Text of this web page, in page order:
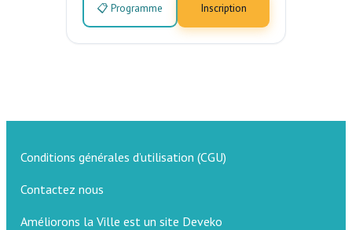
📋 Programme Inscription
Conditions générales d’utilisation (CGU)
Contactez nous
Améliorons la Ville est un site Deveko